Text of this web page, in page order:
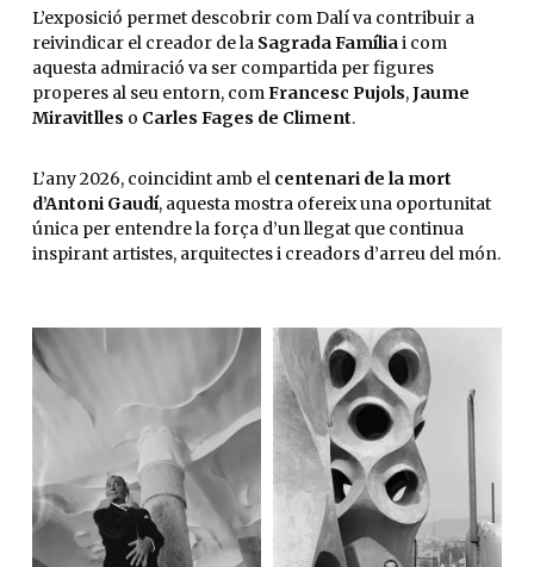
L’exposició permet descobrir com Dalí va contribuir a
reivindicar el creador de la Sagrada Famíliai com
aquesta admiració va ser compartida per figures
properes al seu entorn, comFrancesc Pujols,Jaume
Miravitlles o Carles Fages de Climent.
L’any 2026, coincidint amb el centenari de la mort
d’Antoni Gaudí, aquesta mostra ofereix una oportunitat
única per entendre la força d’un llegat que continua
inspirant artistes, arquitectes i creadors d’arreu del món.